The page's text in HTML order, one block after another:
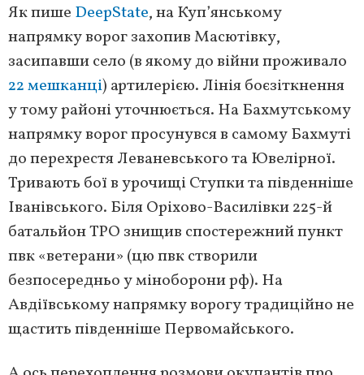
Як пише DeepState, на Куп’янському
напрямку ворог захопив Масютівку,
засипавши село (в якому до війни проживало
22 мешканці) артилерією. Лінія боєзіткнення
у тому районі уточнюється. На Бахмутському
напрямку ворог просунувся в самому Бахмуті
до перехрестя Леваневського та Ювелірної.
Тривають бої в урочищі Ступки та південніше
Іванівського. Біля Оріхово-Василівки 225-й
батальйон ТРО знищив спостережний пункт
пвк «ветерани» (цю пвк створили
безпосередньо у міноборони рф). На
Авдіївському напрямку ворогу традиційно не
щастить південніше Первомайського.